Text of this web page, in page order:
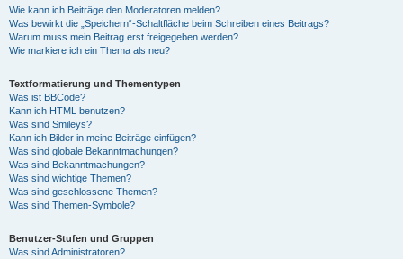
Wie kann ich Beiträge den Moderatoren melden?
Was bewirkt die „Speichern“-Schaltfläche beim Schreiben eines Beitrags?
Warum muss mein Beitrag erst freigegeben werden?
Wie markiere ich ein Thema als neu?
Textformatierung und Thementypen
Was ist BBCode?
Kann ich HTML benutzen?
Was sind Smileys?
Kann ich Bilder in meine Beiträge einfügen?
Was sind globale Bekanntmachungen?
Was sind Bekanntmachungen?
Was sind wichtige Themen?
Was sind geschlossene Themen?
Was sind Themen-Symbole?
Benutzer-Stufen und Gruppen
Was sind Administratoren?